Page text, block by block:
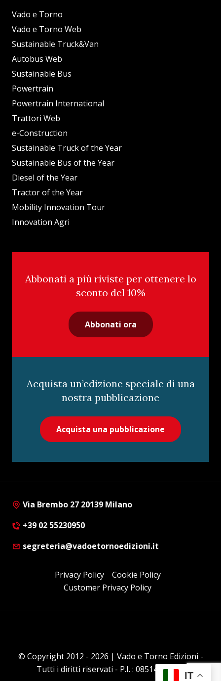
Vado e Torno
Vado e Torno Web
Sustainable Truck&Van
Autobus Web
Sustainable Bus
Powertrain
Powertrain International
Trattori Web
e-Construction
Sustainable Truck of the Year
Sustainable Bus of the Year
Diesel of the Year
Tractor of the Year
Mobility Innovation Tour
Innovation Agri
Abbonati a più riviste per ottenere lo
sconto del 10%
Abbonati ora
Acquista un’edizione speciale di una
nostra pubblicazione
Acquista una pubblicazione
Via Brembo 27 20139 Milano
+39 02 55230950
segreteria@vadoetornoedizioni.it
Privacy Policy
Cookie Policy
Customer Privacy Policy
© Copyright 2012 - 2026 | Vado e Torno Edizioni -
Tutti i diritti riservati - P.I. : 08514160152
IT